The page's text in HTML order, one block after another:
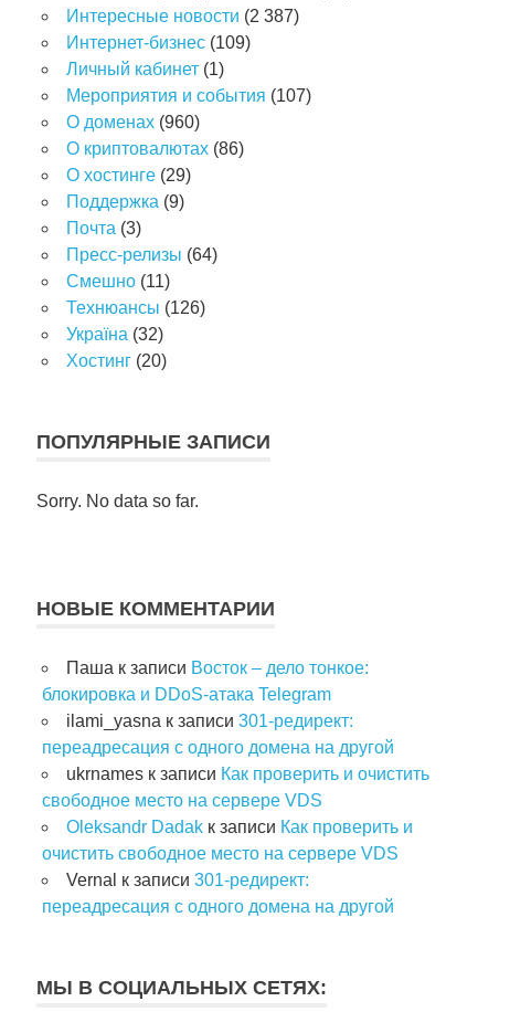
Интересные новости (2 387)
Интернет-бизнес (109)
Личный кабинет (1)
Мероприятия и события (107)
О доменах (960)
О криптовалютах (86)
О хостинге (29)
Поддержка (9)
Почта (3)
Пресс-релизы (64)
Смешно (11)
Технюансы (126)
Україна (32)
Хостинг (20)
ПОПУЛЯРНЫЕ ЗАПИСИ
Sorry. No data so far.
НОВЫЕ КОММЕНТАРИИ
Паша к записи Восток – дело тонкое:
блокировка и DDoS-атака Telegram
ilami_yasna к записи 301-редирект:
переадресация с одного домена на другой
ukrnames к записи Как проверить и очистить
свободное место на сервере VDS
Oleksandr Dadak к записи Как проверить и
очистить свободное место на сервере VDS
Vernal к записи 301-редирект:
переадресация с одного домена на другой
МЫ В СОЦИАЛЬНЫХ СЕТЯХ: